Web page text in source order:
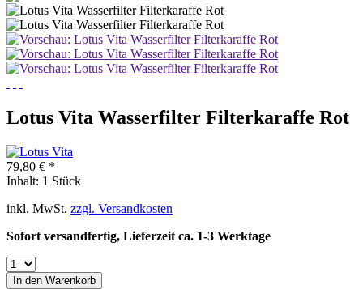
Lotus Vita Wasserfilter Filterkaraffe Rot
79,80 € *
Inhalt: 1 Stück
inkl. MwSt. zzgl. Versandkosten
Sofort versandfertig, Lieferzeit ca. 1-3 Werktage
In den Warenkorb